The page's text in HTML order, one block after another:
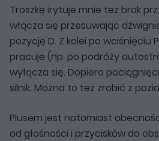
Troszkę irytuje mnie też brak
włącza się przesuwając
pozycję D. Z kolei po wciśnięciu
pracuje (np. po podróży
wyłącza się. Dopiero
silnik. Można to też zrobić z
Plusem jest natomiast
od głośności i przycisków do